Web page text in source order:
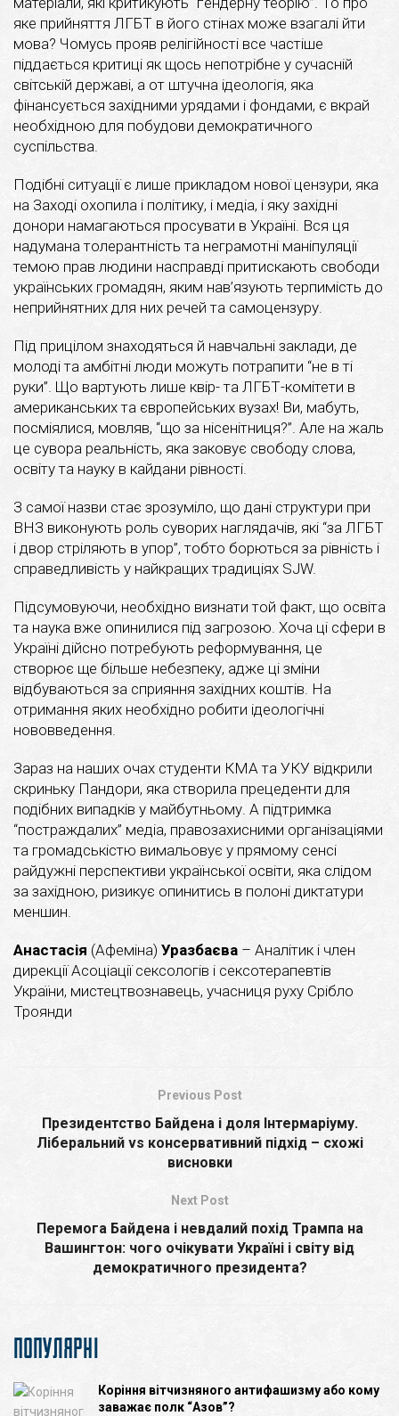
яке прийняття ЛГБТ в його стінах може взагалі йти
мова? Чомусь прояв релігійності все частіше
піддається критиці як щось непотрібне у сучасній
світській державі, а от штучна ідеологія, яка
фінансується західними урядами і фондами, є вкрай
необхідною для побудови демократичного
суспільства.
Подібні ситуації є лише прикладом нової цензури, яка
на Заході охопила і політику, і медіа, і яку західні
донори намагаються просувати в Україні. Вся ця
надумана толерантність та неграмотні маніпуляції
темою прав людини насправді притискають свободи
українських громадян, яким нав’язують терпимість до
неприйнятних для них речей та самоцензуру.
Під прицілом знаходяться й навчальні заклади, де
молоді та амбітні люди можуть потрапити “не в ті
руки”. Що вартують лише квір- та ЛГБТ-комітети в
американських та європейських вузах! Ви, мабуть,
посміялися, мовляв, “що за нісенітниця?”. Але на жаль
це сувора реальність, яка заковує свободу слова,
освіту та науку в кайдани рівності.
З самої назви стає зрозуміло, що дані структури при
ВНЗ виконують роль суворих наглядачів, які “за ЛГБТ
і двор стріляють в упор”, тобто борються за рівність і
справедливість у найкращих традиціях SJW.
Підсумовуючи, необхідно визнати той факт, що освіта
та наука вже опинилися під загрозою. Хоча ці сфери в
Україні дійсно потребують реформування, це
створює ще більше небезпеку, адже ці зміни
відбуваються за сприяння західних коштів. На
отримання яких необхідно робити ідеологічні
нововведення.
Зараз на наших очах студенти КМА та УКУ відкрили
скриньку Пандори, яка створила прецеденти для
подібних випадків у майбутньому. А підтримка
“постраждалих” медіа, правозахисними організаціями
та громадськістю вимальовує у прямому сенсі
райдужні перспективи української освіти, яка слідом
за західною, ризикує опинитись в полоні диктатури
меншин.
Анастасія (Афеміна) Уразбаєва – Аналітик і член
дирекції Асоціації сексологів і сексотерапевтів
України, мистецтвознавець, учасниця руху Срібло
Троянди
Previous Post
Президентство Байдена і доля Інтермаріуму.
Ліберальний vs консервативний підхід – схожі
висновки
Next Post
Перемога Байдена і невдалий похід Трампа на
Вашингтон: чого очікувати Україні і світу від
демократичного президента?
ПОПУЛЯРНІ
Коріння вітчизняного антифашизму або кому
заважає полк “Азов”?